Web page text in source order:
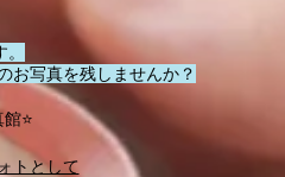
お写真を残しませんか？
⭐️
トとして